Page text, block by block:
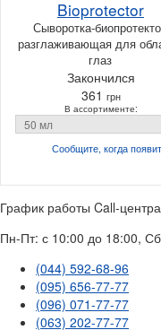
Bioprotector
Сыворотка-
разглаживающая для
глаз
Закончился
361 грн
В ассортименте:
Сообщите, когда
График работы Call-центра
Пн-Пт: с 10:00 до 18:00,
(044) 592-68-96
(095) 656-77-77
(096) 071-77-77
(063) 202-77-77